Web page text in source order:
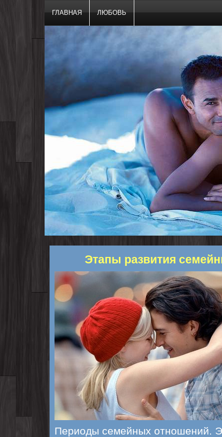
ГЛАВНАЯ ЛЮБОВЬ
Этапы развития
Периоды семейных отношений.